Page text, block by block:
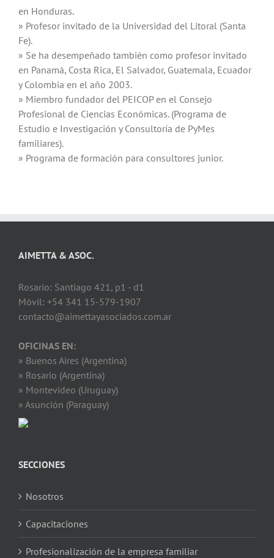
en Honduras.
» Profesor invitado de la Universidad del Litoral (Santa
Fe).
» Se ha desempeñado también como profesor invitado
en Panamá, Costa Rica, El Salvador, Guatemala, Ecuador
y Colombia en el año 2003.
» Miembro fundador del PEICOP en el Consejo
Profesional de Ciencias Económicas. (Programa de
Estudio e Investigación y Consultoría de PyMes
familiares).
» Programa de formación para consultores junior.
AIMETTA & ASOC.
Rosario: Santiago 421, p1 - d1
Móvil: +54 341 15-579-1907
contacto@aimettayasociados.com.ar
OFICINAS EN:
» Buenos Aires (Argentina)
» Rosario (Argentina)
» Montevideo (Uruguay)
» Asunción (Paraguay)
SECCIONES
Nosotros
Capacitaciones
Profesionalización de la empresa familiar